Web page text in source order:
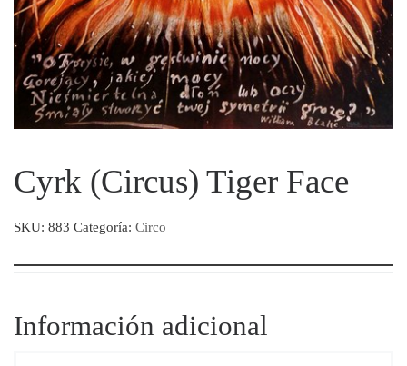
Cyrk (Circus) Tiger Face
SKU: 883 Categoría: Circo
Información adicional